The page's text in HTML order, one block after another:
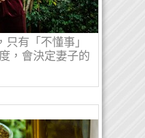
有「不懂事」
，會決定妻子的